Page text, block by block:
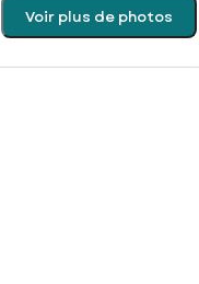
Voir plus de photos